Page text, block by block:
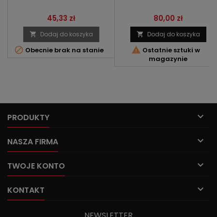
Cena
45,33 zł
 Dodaj do koszyka
 Obecnie brak na stanie
Cena
80,00 zł
 Dodaj do koszyka
 Ostatnie sztuki w
magazynie
PRODUKTY 
NASZA FIRMA 
TWOJE KONTO 
KONTAKT 